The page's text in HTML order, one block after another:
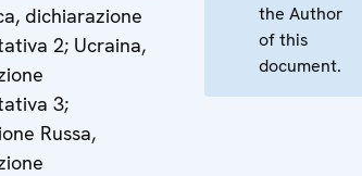
dichiarazione
2; Ucraina,
3;
Russa,
the Author
of this
document.